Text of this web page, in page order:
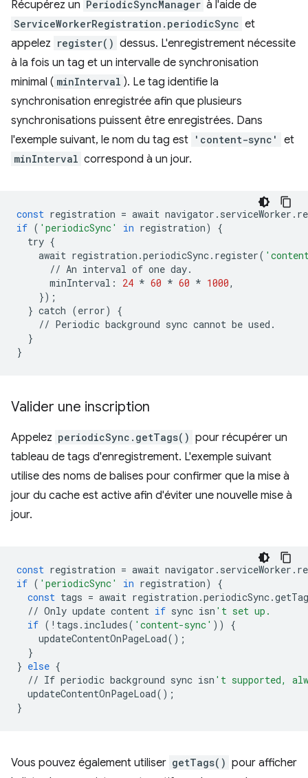
Récupérez un PeriodicSyncManager à l'aide de
ServiceWorkerRegistration.periodicSync et
appelez register() dessus. L'enregistrement nécessite
à la fois un tag et un intervalle de synchronisation
minimal ( minInterval ). Le tag identifie la
synchronisation enregistrée afin que plusieurs
synchronisations puissent être enregistrées. Dans
l'exemple suivant, le nom du tag est 'content-sync' et
minInterval correspond à un jour.
const registration = await navigator . serviceWorker .
if ( 'periodicSync' in registration)
{
try {
await registration .periodicSync. register(
// An interval of one day.
minInterval : 24 * 60 * 60 * 1000,
});
} catch (error)
{
// Periodic background sync cannot be used .
}
}
Valider une inscription
Appelez periodicSync.getTags() pour récupérer un
tableau de tags d'enregistrement. L'exemple suivant
utilise des noms de balises pour confirmer que la mise à
jour du cache est active afin d'éviter une nouvelle mise à
jour.
const registration = await navigator . serviceWorker .
if ( 'periodicSync' in registration)
{
const tags = await registration .periodicSync.
// Only update content if sync isn 't set up.
if ( ! tags . includes( 'content-sync' ))
{
updateContentOnPageLoad();
}
} else {
// If periodic background sync isn 't supported,
updateContentOnPageLoad();
}
Vous pouvez également utiliser getTags() pour afficher